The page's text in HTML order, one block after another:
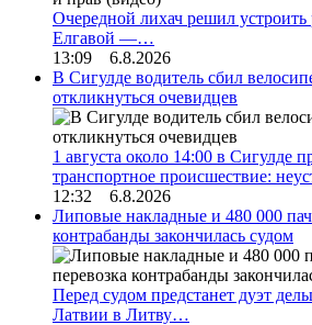
Очередной лихач решил устроить
Елгавой —…
13:09 6.8.2026
В Сигулде водитель сбил
откликнуться очевидцев
1 августа около 14:00 в Сигулде
транспортное происшествие:
12:32 6.8.2026
Липовые накладные и 480 000
контрабанды закончилась судом
Перед судом предстанет дуэт
Латвии в Литву…